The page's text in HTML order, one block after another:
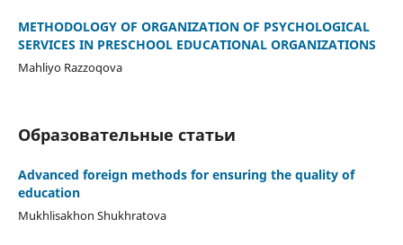
METHODOLOGY OF ORGANIZATION OF PSYCHOLOGICAL
SERVICES IN PRESCHOOL EDUCATIONAL ORGANIZATIONS
Mahliyo Razzoqova
Образовательные статьи
Advanced foreign methods for ensuring the quality of
education
Mukhlisakhon Shukhratova